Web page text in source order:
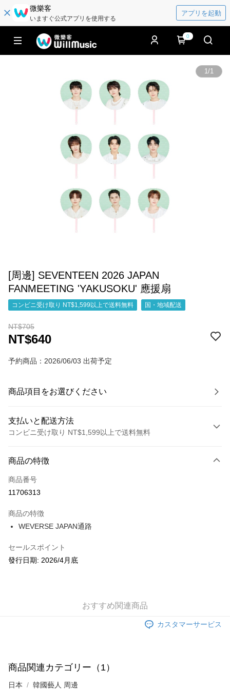
微樂客
いますぐ公式アプリを使用する
アプリを起動
0
1/1
[周邊] SEVENTEEN 2026 JAPAN
FANMEETING 'YAKUSOKU' 應援扇
コンビニ受け取り NT$1,599以上で送料無料 国・地域配送
NT$705
NT$640
予約商品：2026/06/03 出荷予定
商品項目をお選びください
支払いと配送方法
コンビニ受け取り NT$1,599以上で送料無料
クレジットカード1回払い
コンビニ店頭代金引換
Apple Pay
Easy Wallet
一、 AFTEE代金後払いについて
の場合は、AFTEE アプリプッシュ通知が届きます。
はアプリの通知に従って、4大コンビニ、またはATM/オンラインバンキン
配送毎にNT$60、NT$1,599以上で送料無料
付款後全家取貨
商品の特徴
商品番号
11706313
商品の特徴
WEVERSE JAPAN通路
セールスポイント
發行日期: 2026/4月底
おすすめ関連商品
カスタマーサービス
商品関連カテゴリー（1）
日本 韓國藝人 周邊